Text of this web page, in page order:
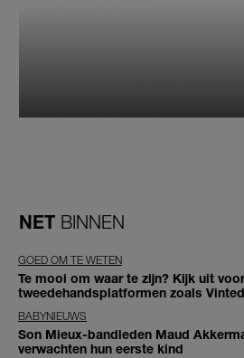
NET BINNEN
GOED OM TE WETEN
Te mooi om waar te zijn? Kijk uit
tweedehandsplatformen zoals Vinted
BABYNIEUWS
Son Mieux-bandleden Maud
verwachten hun eerste kind